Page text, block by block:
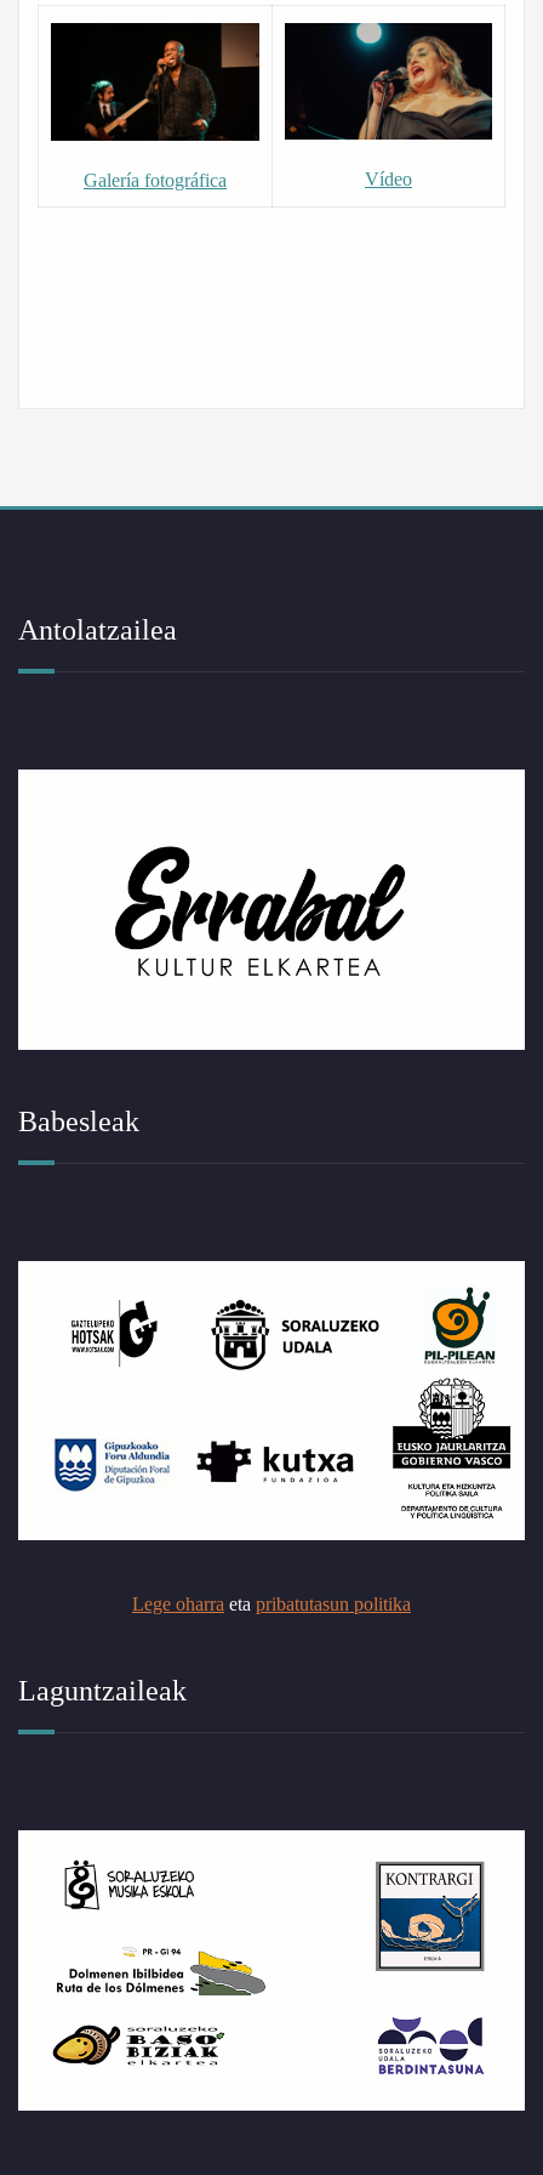
Galería fotográfica Vídeo
Antolatzailea
Babesleak
Lege oharra eta pribatutasun politika
Laguntzaileak